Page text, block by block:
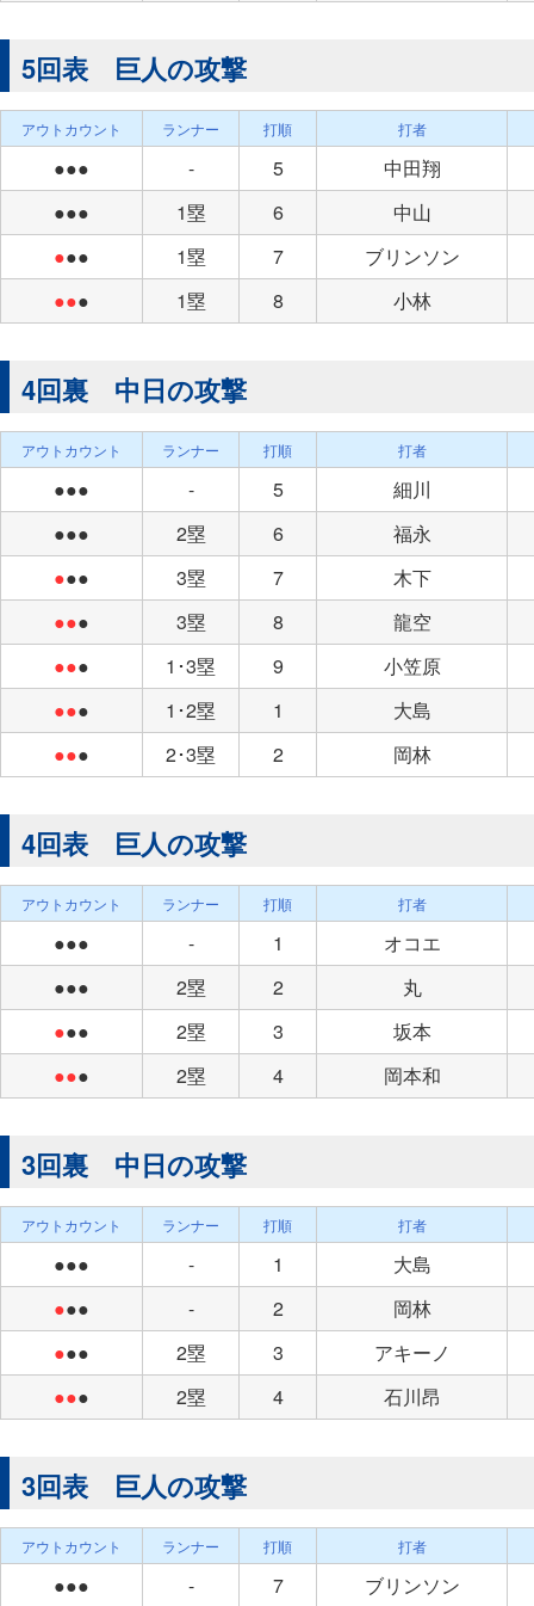
5回表 巨人の攻撃
アウトカウント ランナー 打順 打者
●●● - 5
中田翔
●●●
1塁 6
中山
●●● 1塁 7
ブリンソン
●●● 1塁 8 小林
4回裏 中日の攻撃
アウトカウント ランナー 打順 打者
●●● - 5
細川
●●●
2塁 6
福永
●●● 3塁 7
木下
●●● 3塁 8
龍空
●●● 1･3塁 9
小笠原
●●● 1･2塁 1
大島
●●● 2･3塁 2 岡林
4回表 巨人の攻撃
アウトカウント ランナー 打順 打者
●●● - 1
オコエ
●●●
2塁 2
丸
●●● 2塁 3
坂本
●●● 2塁 4 岡本和
3回裏 中日の攻撃
アウトカウント ランナー 打順 打者
●●● - 1
大島
●●● - 2
岡林
●●● 2塁 3
アキーノ
●●● 2塁 4 石川昂
3回表 巨人の攻撃
アウトカウント ランナー 打順 打者
●●● - 7
ブリンソン